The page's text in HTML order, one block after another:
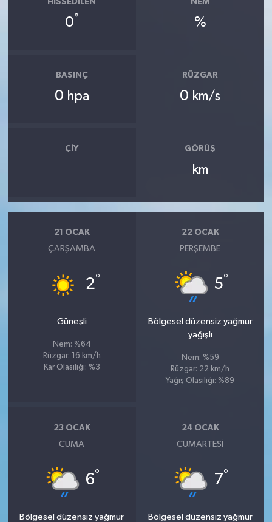
0° %
BASINÇ
0 hpa
RÜZGAR
0 km/s
ÇIY GÖRÜŞ
km
21 OCAK
ÇARŞAMBA
2°
Güneşli
Nem: %64
Rüzgar: 16 km/h
Kar Olasılığı: %3
22 OCAK
PERŞEMBE
5°
Bölgesel düzensiz yağmur
yağışlı
Nem: %59
Rüzgar: 22 km/h
Yağış Olasılığı: %89
23 OCAK
CUMA
6°
Bölgesel düzensiz yağmur
24 OCAK
CUMARTESI
7°
Bölgesel düzensiz yağmur